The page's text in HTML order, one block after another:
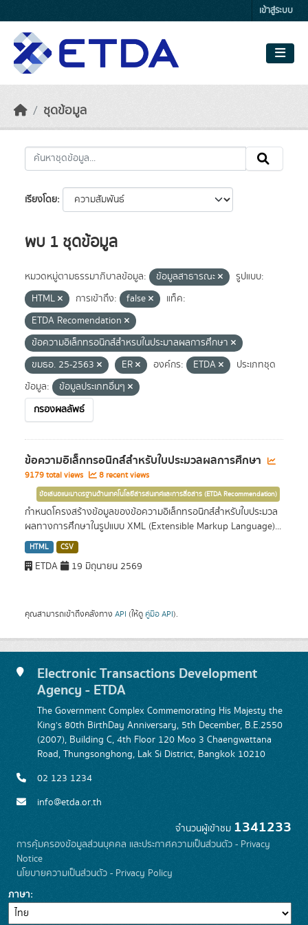
เข้าสู่ระบบ
ชุดข้อมูล
เรียงโดย
พบ 1 ชุดข้อมูล
หมวดหมู่ตามธรรมาภิบาลข้อมูล: ข้อมูลสาธารณะ
รูปแบบ:
HTML
การเข้าถึง: false
แท็ค:
ETDA Recomendation
ข้อความอิเล็กทรอนิกส์สำหรบในประมาลผลการศึกษา
ขมธอ. 25-2563
ER องค์กร: ETDA
ประเภทชุด
ข้อมูล:
ข้อมูลประเภทอื่นๆ
กรองผลลัพธ์
ข้อความอิเล็กทรอนิกส์สำหรับใบประมวลผลการศึกษา
9179 total views 8 recent views
ข้อเสนอแนะมาตรฐานด้านเทคโนโลยีสารสนเทศและการสื่อสาร (ETDA Recommendation)
กำหนดโครงสร้างข้อมูลของข้อความอิเล็กทรอนิกส์สำหรับใบประมวล
ผลทางการศึกษาในรูปแบบ XML (Extensible Markup Language)...
HTML CSV
ETDA 19 มิถุนายน 2569
คุณสามารถเข้าถึงคลังทาง API (ให้ดู คู่มือ API).
Electronic Transactions Development
Agency - ETDA
The Government Complex Commemorating His Majesty the
King's 80th BirthDay Anniversary, 5th December, B.E.2550
(2007), Building C, 4th Floor 120 Moo 3 Chaengwattana
Road, Thungsonghong, Lak Si District, Bangkok 10210
02 123 1234
info@etda.or.th
จำนวนผู้เข้าชม 1341233
การคุ้มครองข้อมูลส่วนบุคคล และประกาศความเป็นส่วนตัว - Privacy
Notice
นโยบายความเป็นส่วนตัว - Privacy Policy
ภาษา